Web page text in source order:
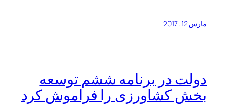
مارس 12, 2017
دولت در برنامه ششم توسعه
بخش کشاورزی را فراموش کرد